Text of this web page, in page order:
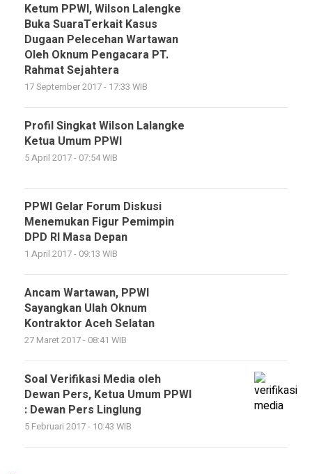
Ketum PPWI, Wilson Lalengke
Buka SuaraTerkait Kasus
Dugaan Pelecehan Wartawan
Oleh Oknum Pengacara PT.
Rahmat Sejahtera
17 September 2017 - 17:33 WIB
Profil Singkat Wilson Lalangke
Ketua Umum PPWI
5 April 2017 - 07:54 WIB
PPWI Gelar Forum Diskusi
Menemukan Figur Pemimpin
DPD RI Masa Depan
1 April 2017 - 09:13 WIB
Ancam Wartawan, PPWI
Sayangkan Ulah Oknum
Kontraktor Aceh Selatan
27 Maret 2017 - 08:41 WIB
Soal Verifikasi Media oleh
Dewan Pers, Ketua Umum PPWI
: Dewan Pers Linglung
5 Februari 2017 - 10:43 WIB